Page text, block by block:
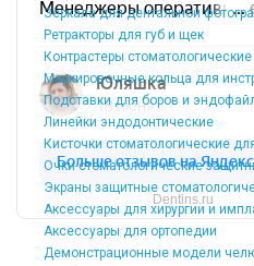
Зеркала для дентальной
Ретракторы для губ и щек
Контрастеры стоматологические
Маркировочные кольца для
Подставки для боров и
Линейки эндодонтические
Кисточки стоматологические
Очки стоматологические
Экраны защитные
Аксессуары для хирургии и
Аксессуары для ортопедии
Демонстрационные модели
Dentins.ru